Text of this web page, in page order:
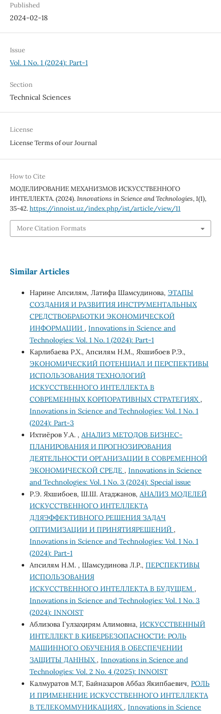
Published
2024-02-18
Issue
Vol. 1 No. 1 (2024): Part-1
Section
Technical Sciences
License
License Terms of our Journal
How to Cite
МОДЕЛИРОВАНИЕ МЕХАНИЗМОВ ИСКУССТВЕННОГО
ИНТЕЛЛЕКТА. (2024).Innovations in Science and Technologies,1(1),
35-42.https://innoist.uz/index.php/ist/article/view/11
More Citation Formats
Similar Articles
Нарине Апсилям, Латифа Шамсудинова, ЭТАПЫ
СОЗДАНИЯ И РАЗВИТИЯ ИНСТРУМЕНТАЛЬНЫХ
СРЕДСТВОБРАБОТКИ ЭКОНОМИЧЕСКОЙ
ИНФОРМАЦИИ , Innovations in Science and
Technologies: Vol. 1 No. 1 (2024): Part-1
Карлибаева Р.Х., Апсилям Н.М., Яхшибоев Р.Э.,
ЭКОНОМИЧЕСКИЙ ПОТЕНЦИАЛ И ПЕРСПЕКТИВЫ
ИСПОЛЬЗОВАНИЯ ТЕХНОЛОГИЙ
ИСКУССТВЕННОГО ИНТЕЛЛЕКТА В
СОВРЕМЕННЫХ КОРПОРАТИВНЫХ СТРАТЕГИЯХ ,
Innovations in Science and Technologies: Vol. 1 No. 1
(2024): Part-3
Ихтиёров У.А. , АНАЛИЗ МЕТОДОВ БИЗНЕС-
ПЛАНИРОВАНИЯ И ПРОГНОЗИРОВАНИЯ
ДЕЯТЕЛЬНОСТИ ОРГАНИЗАЦИИ В СОВРЕМЕННОЙ
ЭКОНОМИЧЕСКОЙ СРЕДЕ , Innovations in Science
and Technologies: Vol. 1 No. 3 (2024): Special issue
Р.Э. Яхшибоев, Ш.Ш. Атаджанов, АНАЛИЗ МОДЕЛЕЙ
ИСКУССТВЕННОГО ИНТЕЛЛЕКТА
ДЛЯЭФФЕКТИВНОГО РЕШЕНИЯ ЗАДАЧ
ОПТИМИЗАЦИИ И ПРИНЯТИЯРЕШЕНИЙ ,
Innovations in Science and Technologies: Vol. 1 No. 1
(2024): Part-1
Апсилям Н.М. , Шамсудинова Л.Р., ПЕРСПЕКТИВЫ
ИСПОЛЬЗОВАНИЯ
ИСКУССТВЕННОГО ИНТЕЛЛЕКТА В БУДУЩЕМ ,
Innovations in Science and Technologies: Vol. 1 No. 3
(2024): INNOIST
Аблизова Гулзаҳирям Алимовна, ИСКУССТВЕННЫЙ
ИНТЕЛЛЕКТ В КИБЕРБЕЗОПАСНОСТИ: РОЛЬ
МАШИННОГО ОБУЧЕНИЯ В ОБЕСПЕЧЕНИИ
ЗАЩИТЫ ДАННЫХ , Innovations in Science and
Technologies: Vol. 2 No. 4 (2025): INNOIST
Калмуратов М.Т, Байназаров Аббаз Якипбаевич, РОЛЬ
И ПРИМЕНЕНИЕ ИСКУССТВЕННОГО ИНТЕЛЛЕКТА
В ТЕЛЕКОММУНИКАЦИЯХ , Innovations in Science